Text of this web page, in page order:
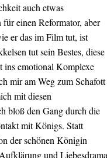
auch etwas
einen Reformator, aber
er das im Film tut, ist
tut sein Bestes, diese
ins emotional Komplexe
mir am Weg zum Schafott
mit diesen
bloß den Gang durch die
mit Königs. Statt
der schönen Königin
und Liebesdrama